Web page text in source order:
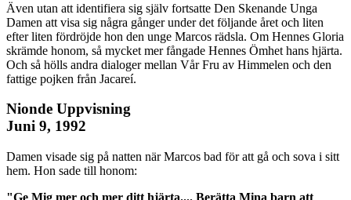
Även utan att identifiera sig själv fortsatte Den Skenande Unga
Damen att visa sig några gånger under det följande året och liten
efter liten fördröjde hon den unge Marcos rädsla. Om Hennes Gloria
skrämde honom, så mycket mer fångade Hennes Ömhet hans hjärta.
Och så hölls andra dialoger mellan Vår Fru av Himmelen och den
fattige pojken från Jacareí.
Nionde Uppvisning
Juni 9, 1992
Damen visade sig på natten när Marcos bad för att gå och sova i sitt
hem. Hon sade till honom: